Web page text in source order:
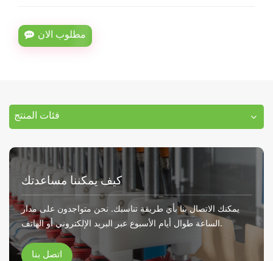
مطلوب الان
فئات المنتج
كيف يمكننا مساعدتك
يمكنك الاتصال بنا بأي طريقة تناسبك. نحن متواجدون على مدار
الساعة طوال أيام الأسبوع عبر البريد الإلكتروني أو الهاتف.
اتصل بنا